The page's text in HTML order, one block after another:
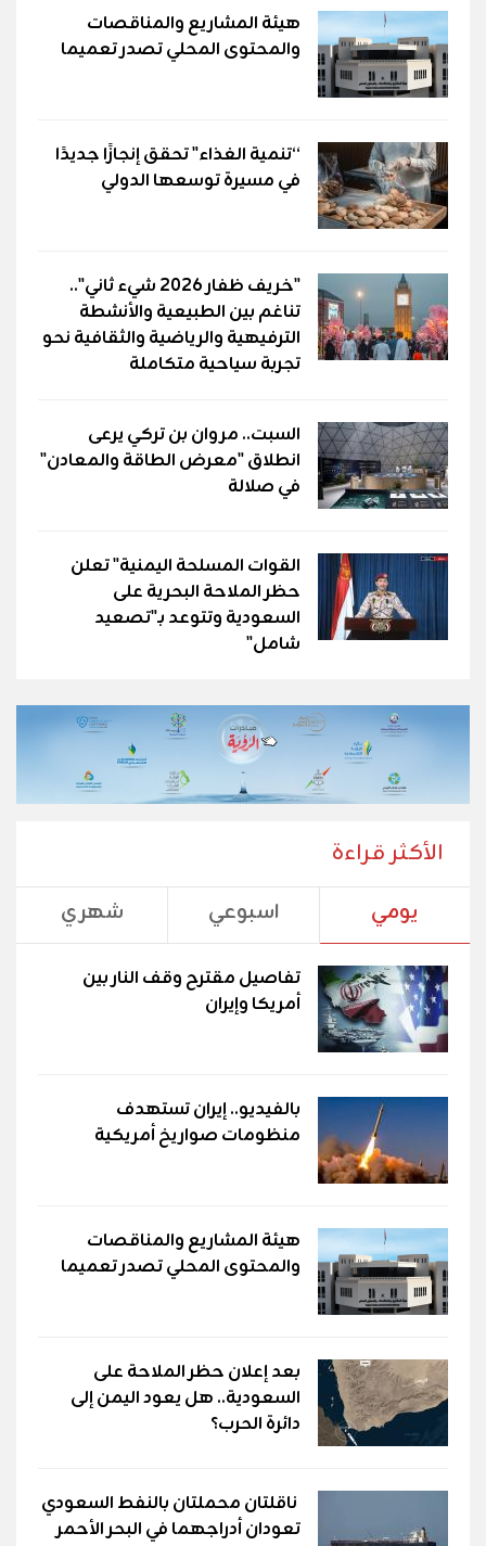
هيئة المشاريع والمناقصات
والمحتوى المحلي تصدر تعميما
“تنمية الغذاء" تحقق إنجازًا جديدًا
في مسيرة توسعها الدولي
"خريف ظفار 2026 شيء ثاني"..
تناغم بين الطبيعية والأنشطة
الترفيهية والرياضية والثقافية نحو
تجربة سياحية متكاملة
السبت.. مروان بن تركي يرعى
انطلاق "معرض الطاقة والمعادن"
في صلالة
القوات المسلحة اليمنية" تعلن
حظر الملاحة البحرية على
السعودية وتتوعد بـ"تصعيد
شامل"
الأكثر قراءة
يومي اسبوعي شهري
تفاصيل مقترح وقف النار بين
أمريكا وإيران
بالفيديو.. إيران تستهدف
منظومات صواريخ أمريكية
هيئة المشاريع والمناقصات
والمحتوى المحلي تصدر تعميما
بعد إعلان حظر الملاحة على
السعودية.. هل يعود اليمن إلى
دائرة الحرب؟
ناقلتان محملتان بالنفط السعودي
تعودان أدراجهما في البحر الأحمر